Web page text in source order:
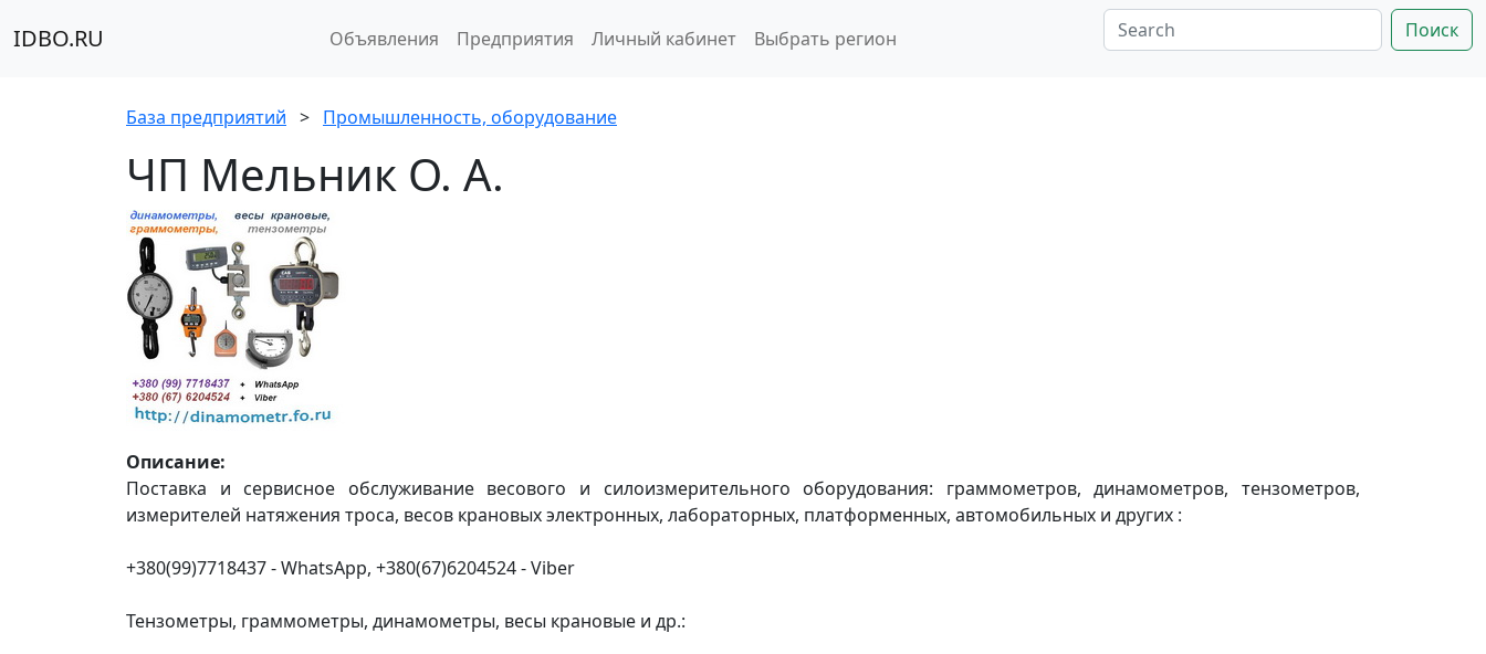
IDBO.RU Объявления Предприятия Личный кабинет Выбрать регион Поиск
База предприятий > Промышленность, оборудование
ЧП Мельник О. А.
Описание:
Поставка и сервисное обслуживание весового и силоизмерительного оборудования: граммометров, динамометров, тензометров,
измерителей натяжения троса, весов крановых электронных, лабораторных, платформенных, автомобильных и других :
+380(99)7718437 - WhatsApp, +380(67)6204524 - Viber
Тензометры, граммометры, динамометры, весы крановые и др.: